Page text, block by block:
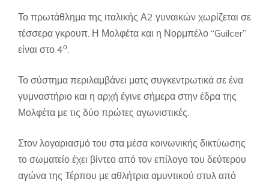
Το πρωτάθλημα της ιταλικής Α2 γυναικών χωρίζεται σε
τέσσερα γκρουπ. Η Μολφέτα και η Νορμπέλο “Guilcer”
είναι στο 4ο.
Το σύστημα περιλαμβάνει ματς συγκεντρωτικά σε ένα
γυμναστήριο και η αρχή έγινε σήμερα στην έδρα της
Μολφέτα με τις δύο πρώτες αγωνιστικές.
Στον λογαριασμό του στα μέσα κοινωνικής δικτύωσης
το σωματείο έχει βίντεο από τον επίλογο του δεύτερου
αγώνα της Τέρπου με αθλήτρια αμυντικού στυλ από